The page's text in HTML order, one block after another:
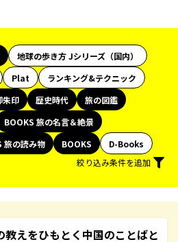
地球の歩き方 Jシリーズ（国内）
Plat
ランキング&テクニック
朱印 歴史時代
旅の図鑑
BOOKS 旅の名言＆絶景
旅の読み物 BOOKS
D-Books
絞り込み条件を追加
教えをひもとく中国のことばと